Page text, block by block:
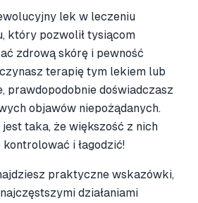
lek w leczeniu
który pozwolił tysiącom
zdrową skórę i pewność
terapię tym lekiem lub
prawdopodobnie doświadczasz
objawów niepożądanych.
taka, że większość z nich
i łagodzić!
praktyczne wskazówki,
działaniami